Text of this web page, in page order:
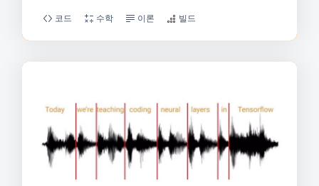
코드 수학 이론 빌드